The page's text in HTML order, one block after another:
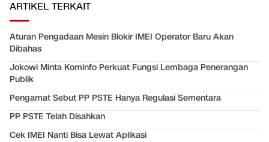
ARTIKEL TERKAIT
Aturan Pengadaan Mesin Blokir IMEI Operator Baru Akan
Dibahas
Jokowi Minta Kominfo Perkuat Fungsi Lembaga Penerangan
Publik
Pengamat Sebut PP PSTE Hanya Regulasi Sementara
PP PSTE Telah Disahkan
Cek IMEI Nanti Bisa Lewat Aplikasi